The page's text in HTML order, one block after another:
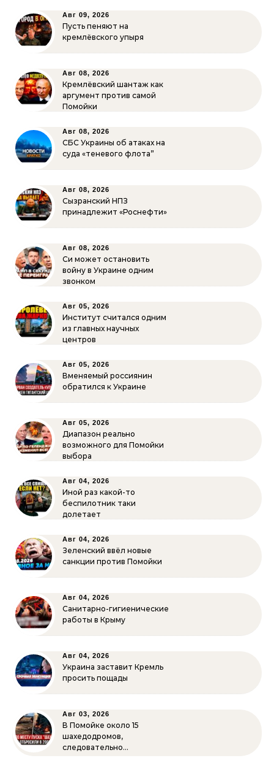
Авг 09, 2026
Пусть пеняют на
кремлёвского упыря
Авг 08, 2026
Кремлёвский шантаж как
аргумент против самой
Помойки
Авг 08, 2026
СБС Украины об атаках на
суда «теневого флота”
Авг 08, 2026
Сызранский НПЗ
принадлежит «Роснефти»
Авг 08, 2026
Си может остановить
войну в Украине одним
звонком
Авг 05, 2026
Институт считался одним
из главных научных
центров
Авг 05, 2026
Вменяемый россиянин
обратился к Украине
Авг 05, 2026
Диапазон реально
возможного для Помойки
выбора
Авг 04, 2026
Иной раз какой-то
беспилотник таки
долетает
Авг 04, 2026
Зеленский ввёл новые
санкции против Помойки
Авг 04, 2026
Санитарно-гигиенические
работы в Крыму
Авг 04, 2026
Украина заставит Кремль
просить пощады
Авг 03, 2026
В Помойке около 15
шахедодромов,
следовательно…